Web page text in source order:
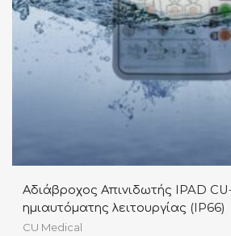
Αδιάβροχος Απινιδωτής IPAD
ημιαυτόματης λειτουργίας (IP66)
CU Medical